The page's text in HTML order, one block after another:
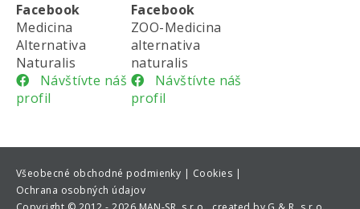
Facebook
Medicina
Alternativa
Naturalis
Návštívte náš
profil
Facebook
ZOO-Medicina
alternativa
naturalis
Návštívte náš
profil
Všeobecné obchodné podmienky | Cookies |
Ochrana osobných údajov